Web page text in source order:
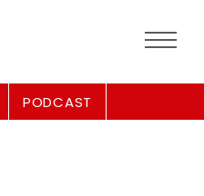
PODCAST